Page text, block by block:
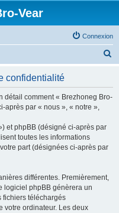
Vear
Connexion
confidentialité
détail comment « Brezhoneg Bro-
après par « nous », « notre »,
et phpBB (désigné ci-après par
toutes les informations
part (désignées ci-après par
différentes. Premièrement,
logiciel phpBB génèrera un
fichiers téléchargés
votre ordinateur. Les deux